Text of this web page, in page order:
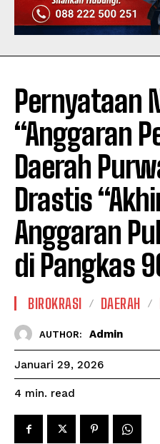
Pernyataan
“Anggaran
Daerah
Drastis
Anggaran
di Pangkas
BIROKRASI DAERAH
AUTHOR: Admin
Januari 29, 2026
4 min. read